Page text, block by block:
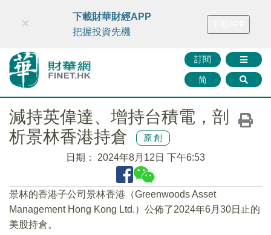
財華智庫網 FINTV FINMETA 財華證券 媒體矩陣
訂閱
简
×
下載財華財經APP
把握投資先機
減持英偉達、增持台積電，剖
析景林香港持倉
原創
日期： 2024年8月12日 下午6:53
景林的香港子公司景林香港（Greenwoods Asset
Management Hong Kong Ltd.）公佈了2024年6月30日止的
美股持倉。